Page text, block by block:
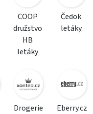
COOP
družstvo
HB
letáky
Čedok
letáky
Drogerie
Eberry.cz